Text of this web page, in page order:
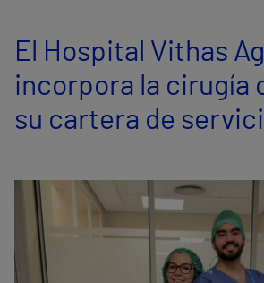
Servicios de salud
Equipo médico y asistencial
Comunicación
El Hospital Vithas
incorpora la cirugía
su cartera de